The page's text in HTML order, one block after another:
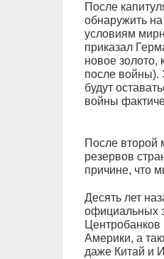
После
обнаружить
условиям
приказал
новое золото,
после войны).
будут
войны
После второй
резервов
причине, что
Десять лет
официальных
Америки, а
даже Китай и